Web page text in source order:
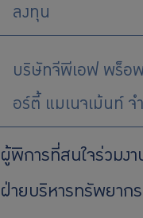
ติดต่อเรา
ไทย | Eng
ลงทุน
บริษัทจีพีเอฟ พร็อ
อร์ตี้ แมเนจเม้นท์ จ
ผู้พิการที่สนใจร่วมง
ฝ่ายบริหารทรัพยาก